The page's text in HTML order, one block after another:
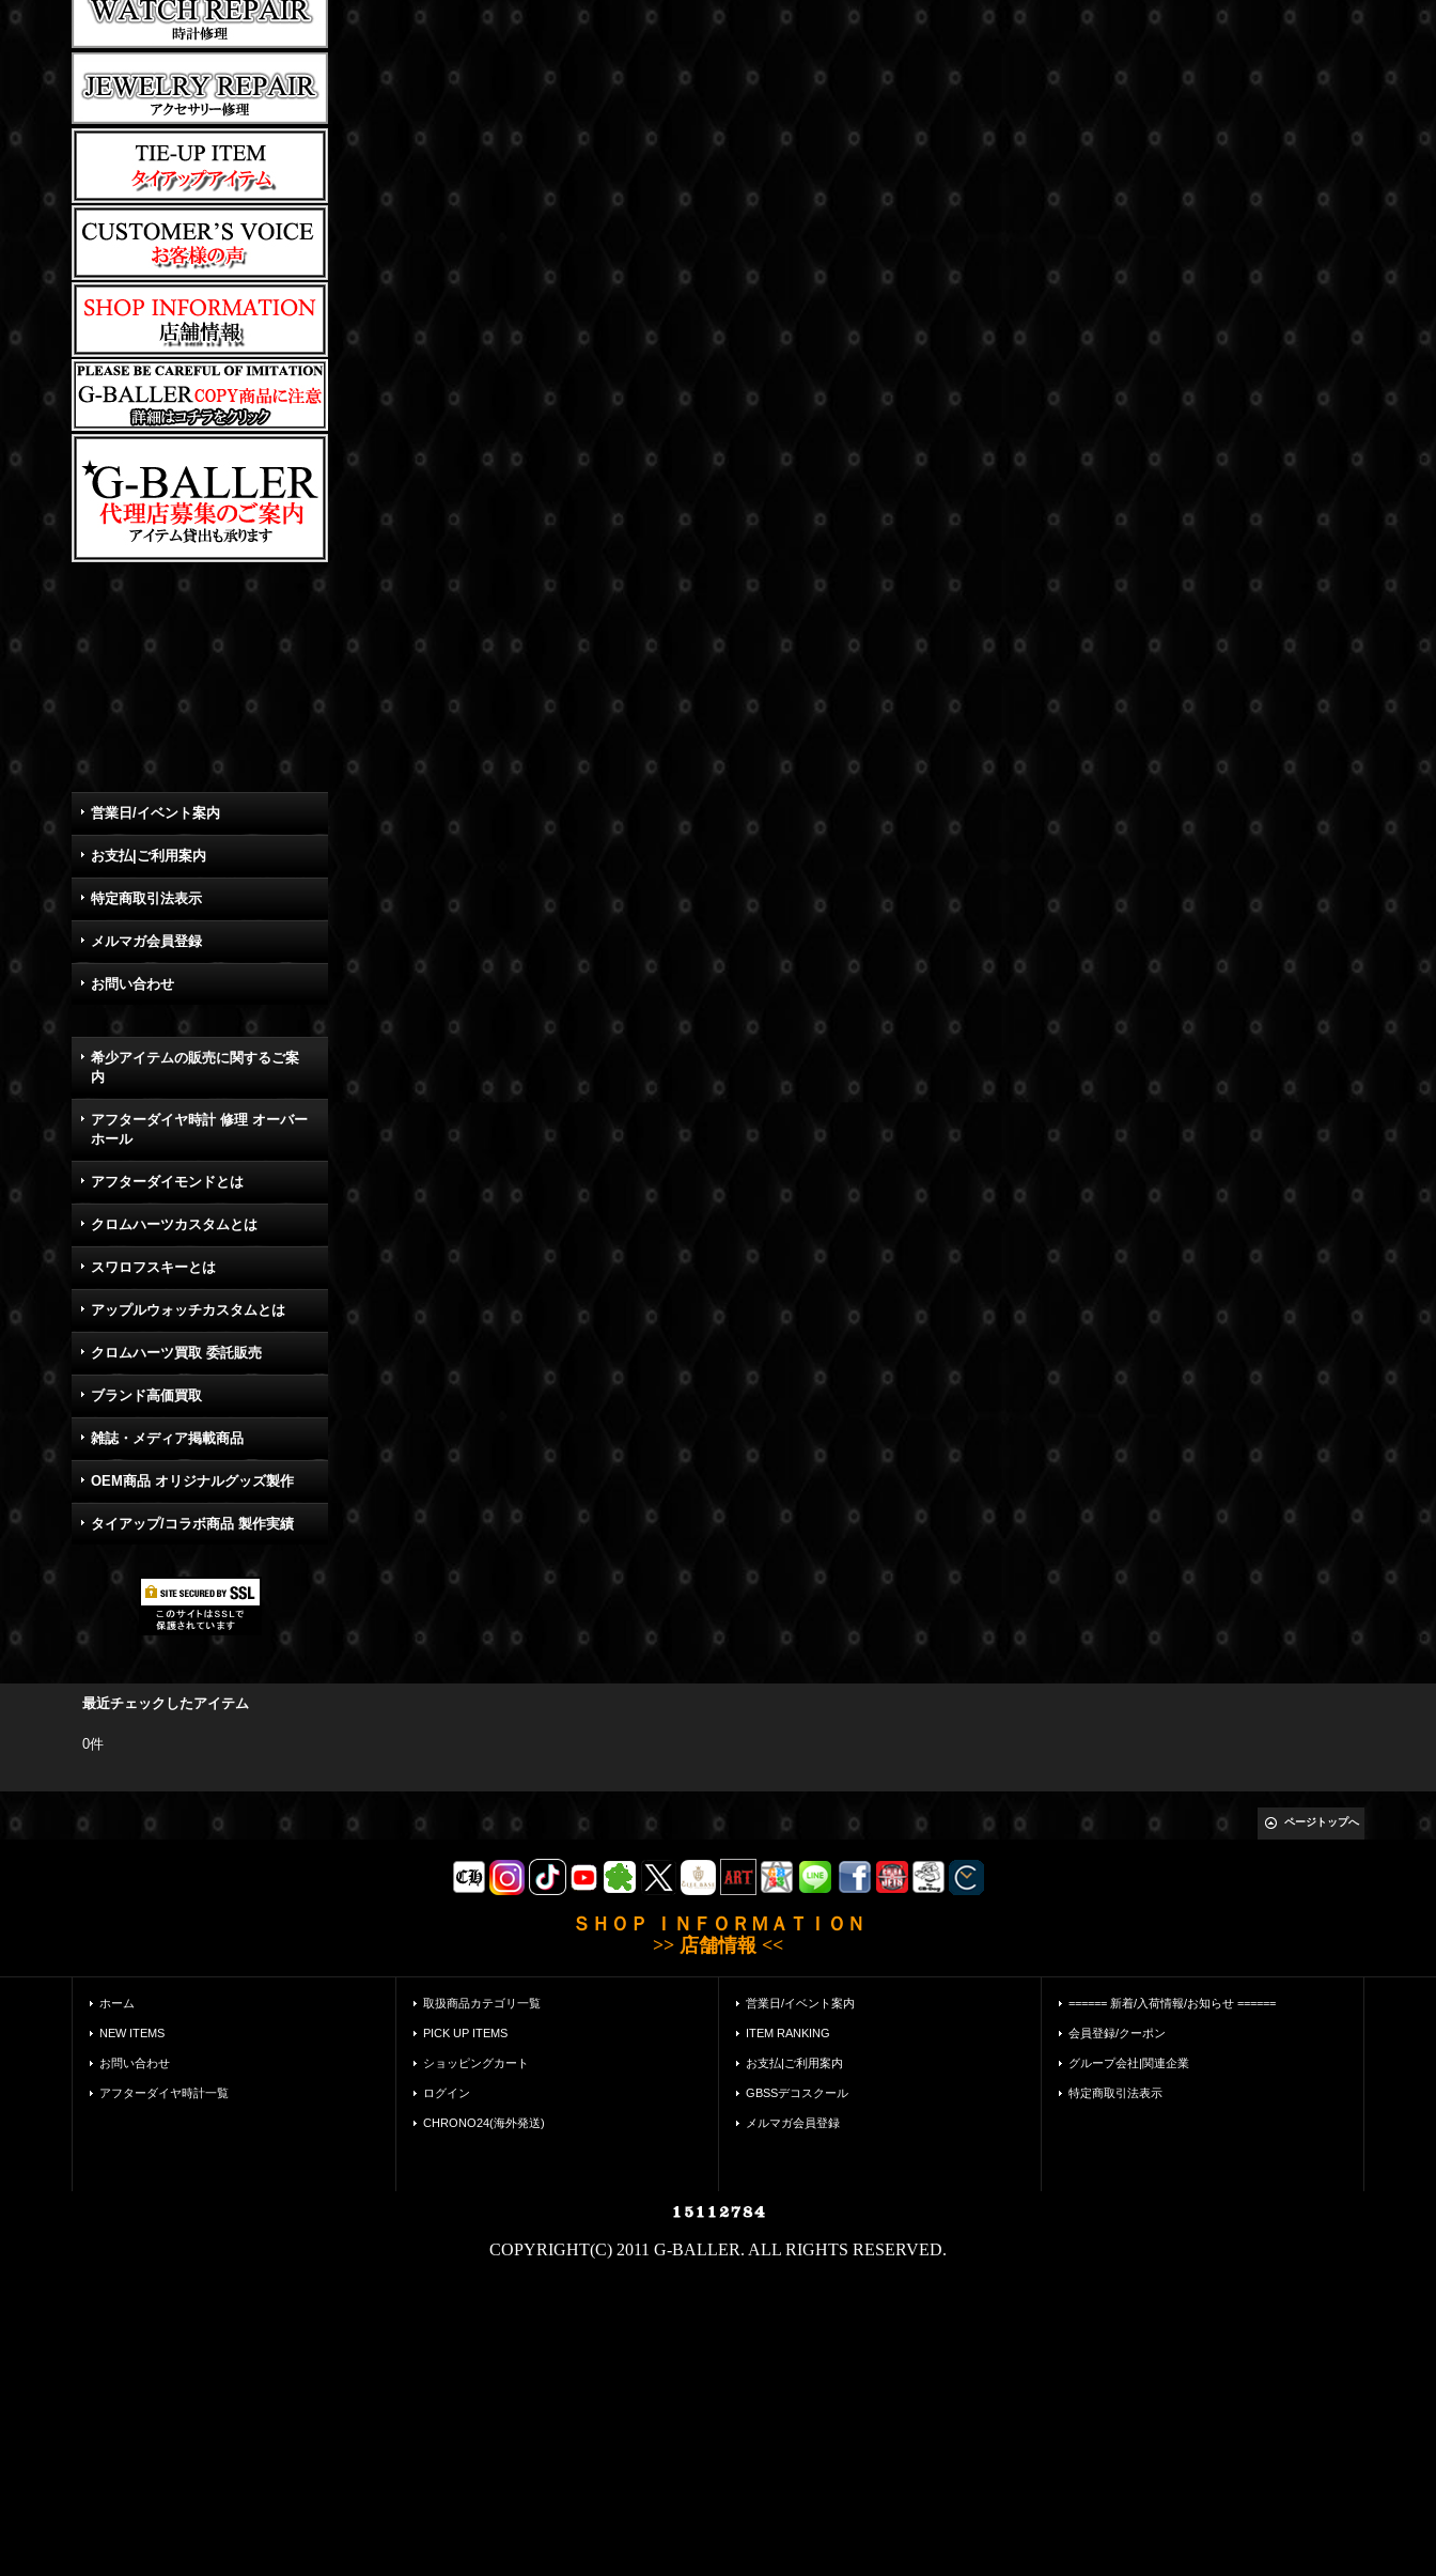
営業日/イベント案内
お支払|ご利用案内
特定商取引法表示
メルマガ会員登録
お問い合わせ
希少アイテムの販売に関するご案
内
アフターダイヤ時計 修理 オーバー
ホール
アフターダイモンドとは
クロムハーツカスタムとは
スワロフスキーとは
アップルウォッチカスタムとは
クロムハーツ買取 委託販売
ブランド高価買取
雑誌・メディア掲載商品
OEM商品 オリジナルグッズ製作
タイアップ/コラボ商品 製作実績
最近チェックしたアイテム
0件
ページトップへ
ＳＨＯＰ ＩＮＦＯＲＭＡＴＩＯＮ
>> 店舗情報 <<
ホーム
NEW ITEMS
お問い合わせ
アフターダイヤ時計一覧
取扱商品カテゴリ一覧
PICK UP ITEMS
ショッピングカート
ログイン
CHRONO24(海外発送)
営業日/イベント案内
ITEM RANKING
お支払|ご利用案内
GBSSデコスクール
メルマガ会員登録
====== 新着/入荷情報/お知らせ ======
会員登録/クーポン
グループ会社|関連企業
特定商取引法表示
COPYRIGHT(C) 2011 G-BALLER. ALL RIGHTS RESERVED.